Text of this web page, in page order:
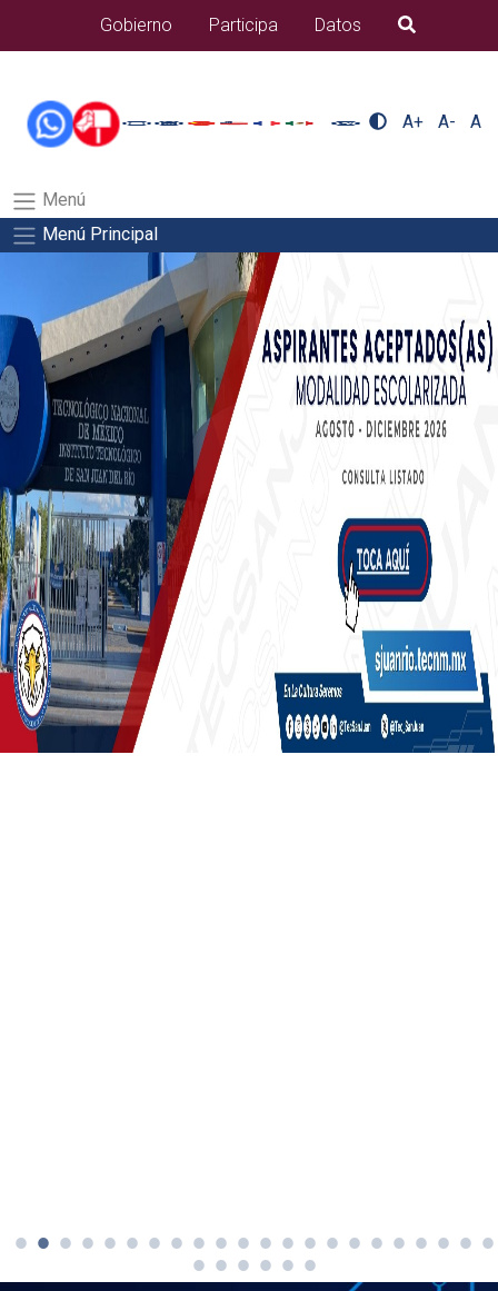
alumnos/plantilla_tecnmSalida del comando:
Gobierno Participa Datos B�squeda
A+ A- A
Menú
Menú Principal